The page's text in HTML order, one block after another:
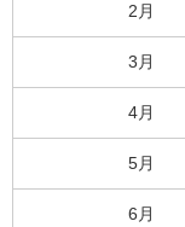
2月
3月
4月
5月
6月